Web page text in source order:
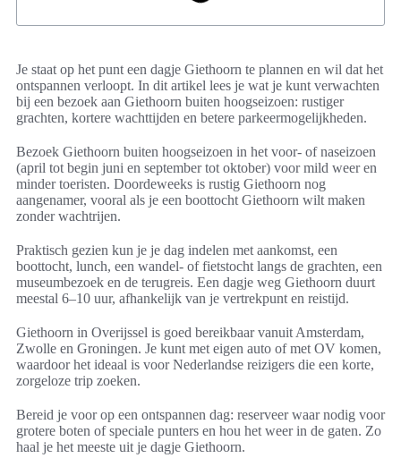
Je staat op het punt een dagje Giethoorn te plannen en wil dat het
ontspannen verloopt. In dit artikel lees je wat je kunt verwachten
bij een bezoek aan Giethoorn buiten hoogseizoen: rustiger
grachten, kortere wachttijden en betere parkeermogelijkheden.
Bezoek Giethoorn buiten hoogseizoen in het voor- of naseizoen
(april tot begin juni en september tot oktober) voor mild weer en
minder toeristen. Doordeweeks is rustig Giethoorn nog
aangenamer, vooral als je een boottocht Giethoorn wilt maken
zonder wachtrijen.
Praktisch gezien kun je je dag indelen met aankomst, een
boottocht, lunch, een wandel- of fietstocht langs de grachten, een
museumbezoek en de terugreis. Een dagje weg Giethoorn duurt
meestal 6–10 uur, afhankelijk van je vertrekpunt en reistijd.
Giethoorn in Overijssel is goed bereikbaar vanuit Amsterdam,
Zwolle en Groningen. Je kunt met eigen auto of met OV komen,
waardoor het ideaal is voor Nederlandse reizigers die een korte,
zorgeloze trip zoeken.
Bereid je voor op een ontspannen dag: reserveer waar nodig voor
grotere boten of speciale punters en hou het weer in de gaten. Zo
haal je het meeste uit je dagje Giethoorn.